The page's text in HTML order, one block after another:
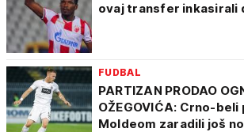
ovaj transfer inkasirali
FUDBAL
PARTIZAN PRODAO
OŽEGOVIĆA: Crno-
Moldeom zaradili još